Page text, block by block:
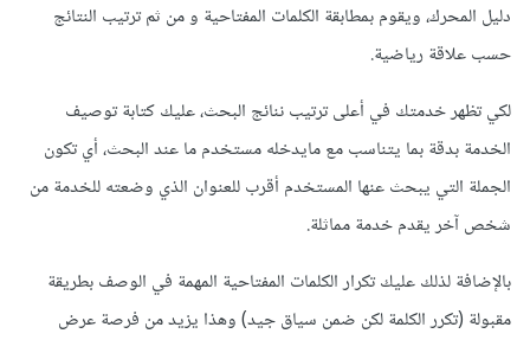
دليل المحرك، ويقوم بمطابقة الكلمات المفتاحية و من ثم ترتيب النتائج
حسب علاقة رياضية.
لكي تظهر خدمتك في أعلى ترتيب ننائج البحث، عليك كتابة توصيف
الخدمة بدقة بما يتناسب مع مايدخله مستخدم ما عند البحث، أي تكون
الجملة التي يبحث عنها المستخدم أقرب للعنوان الذي وضعته للخدمة من
شخص آخر يقدم خدمة مماثلة.
بالإضافة لذلك عليك تكرار الكلمات المفتاحية المهمة في الوصف بطريقة
مقبولة (تكرر الكلمة لكن ضمن سياق جيد) وهذا يزيد من فرصة عرض